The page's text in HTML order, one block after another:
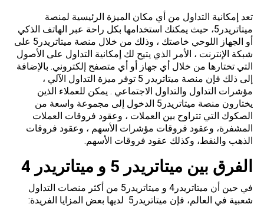
تعد إمكانية التداول من أي مكان الميزة الرئيسية لمنصة
ميتاتريدر5، حيث يمكنك استخدامها بكل راحة عبر الهاتف الذكي
أو الجهاز اللوحي خاصتك ، وذلك من خلال منصة ميتاتريدر5 على
شبكة الإنترنت ، الأمر الذي يتيح لك إمكانية التداول على الأصول
التي تختارها من خلال أي جهاز أو أي متصفح إلكتروني. بالإضافة
إلى ذلك فإن منصة ميتاتريدر 5 توفر ميزة التداول الآلي ،
مؤشرات التداول والتداول الاجتماعي . يمكن للعملاء الذين
يختارون منصة ميتاتريدر5 الدخول إلى مجموعة واسعة من
الصكوك التي تتراوح بين العملات ، وعقود فروقات العملات
المشفرة، وعقود فروقات مؤشرات الأسهم ، وعقود فروقات
الذهب والنفط، وكذلك عقود فروقات الأسهم.
الفرق بين ميتاتريدر و ميتاتريدر 4
في حين أن ميتاتريدر4 و ميتاتريدر5 من أكثر منصات التداول
شعبية في العالم، فإن ميتاتريدر5 لديها بعض المزايا الفريدة: